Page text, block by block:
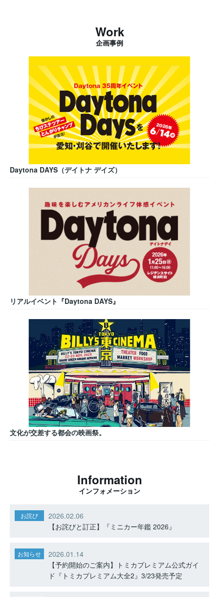
Work
企画事例
Daytona DAYS（デイトナ デイズ）
リアルイベント『Daytona DAYS』
文化が交差する都会の映画祭。
Information
インフォメーション
お詫び
2026.02.06
【お詫びと訂正】『ミニカー年鑑 2026』
お知らせ
2026.01.14
【予約開始のご案内】トミカプレミアム公式ガイ
ド『トミカプレミアム大全2』3/23発売予定